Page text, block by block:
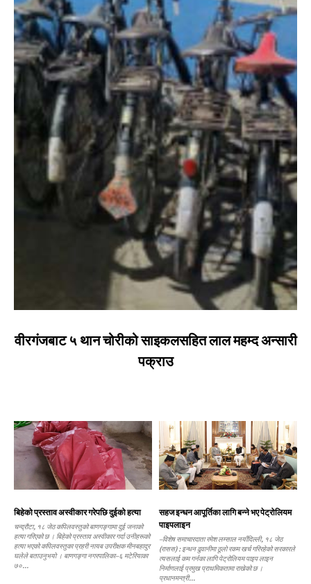
वीरगंजबाट ५ थान चोरीको साइकलसहित लाल महम्द अन्सारी
पक्राउ
बिहेको प्रस्ताव अस्वीकार गरेपछि दुईको हत्या
चन्द्रौटा, १८ जेठ कपिलवस्तुको बाणगङ्गामा दुई जनाको
हत्या गरिएको छ । बिहेको प्रस्ताव अस्वीकार गर्दा उनीहरूको
हत्या भएको कपिलवस्तुका प्रहरी नायब उपरीक्षक मीनबहादुर
घलेले बताउनुभयो । बाणगङ्गा नगरपालिका–६ मटेरियाका
७०...
सहज इन्धन आपूर्तिका लागि बन्ने भए पेट्रोलियम
पाइपलाइन
–विशेष समाचारदाता रमेश लम्साल नयाँदिल्ली, १८ जेठ
(रासस) : इन्धन ढुवानीमा ठूलो रकम खर्च गरिरहेको सरकारले
त्यसलाई कम गर्नका लागि पेट्रोलियम पाइप लाइन
निर्माणलाई प्रमुख प्राथमिकतामा राखेको छ ।
प्रधानमन्त्री...